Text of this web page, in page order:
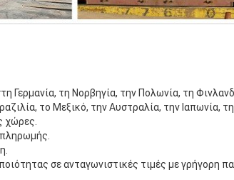
Γερμανία, τη Νορβηγία, την Πολωνία, τη
το Μεξικό, την Αυστραλία, την Ιαπωνία,
χώρες.
πληρωμής.
σε ανταγωνιστικές τιμές με γρήγορη